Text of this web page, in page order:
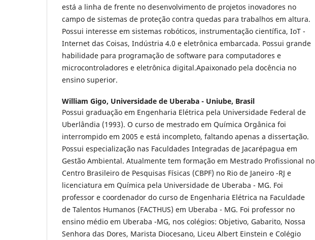
está a linha de frente no desenvolvimento de projetos inovadores no
campo de sistemas de proteção contra quedas para trabalhos em altura.
Possui interesse em sistemas robóticos, instrumentação científica, IoT -
Internet das Coisas, Indústria 4.0 e eletrônica embarcada. Possui grande
habilidade para programação de software para computadores e
microcontroladores e eletrônica digital.Apaixonado pela docência no
ensino superior.
William Gigo, Universidade de Uberaba - Uniube, Brasil
Possui graduação em Engenharia Elétrica pela Universidade Federal de
Uberlândia (1993). O curso de mestrado em Química Orgânica foi
interrompido em 2005 e está incompleto, faltando apenas a dissertação.
Possui especialização nas Faculdades Integradas de Jacarépagua em
Gestão Ambiental. Atualmente tem formação em Mestrado Profissional no
Centro Brasileiro de Pesquisas Físicas (CBPF) no Rio de Janeiro -RJ e
licenciatura em Química pela Universidade de Uberaba - MG. Foi
professor e coordenador do curso de Engenharia Elétrica na Faculdade
de Talentos Humanos (FACTHUS) em Uberaba - MG. Foi professor no
ensino médio em Uberaba -MG, nos colégios: Objetivo, Gabarito, Nossa
Senhora das Dores, Marista Diocesano, Liceu Albert Einstein e Colégio